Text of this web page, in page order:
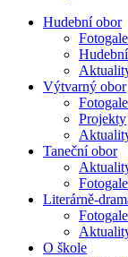
Hudební obor
Výtvarný obor
Projekty
Taneční obor
Literárně-
O škole